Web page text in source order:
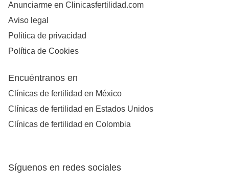
Anunciarme en Clinicasfertilidad.com
Aviso legal
Política de privacidad
Política de Cookies
Encuéntranos en
Clínicas de fertilidad en México
Clínicas de fertilidad en Estados Unidos
Clínicas de fertilidad en Colombia
Síguenos en redes sociales